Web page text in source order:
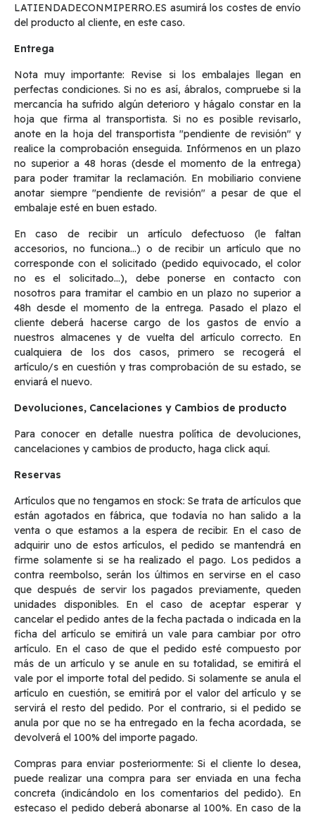
LATIENDADECONMIPERRO.ES asumirá los costes de envío
del producto al cliente, en este caso.
Entrega
Nota muy importante: Revise si los embalajes llegan en
perfectas condiciones. Si no es así, ábralos, compruebe si la
mercancía ha sufrido algún deterioro y hágalo constar en la
hoja que firma al transportista. Si no es posible revisarlo,
anote en la hoja del transportista "pendiente de revisión" y
realice la comprobación enseguida. Infórmenos en un plazo
no superior a 48 horas (desde el momento de la entrega)
para poder tramitar la reclamación. En mobiliario conviene
anotar siempre "pendiente de revisión" a pesar de que el
embalaje esté en buen estado.
En caso de recibir un artículo defectuoso (le faltan
accesorios, no funciona…) o de recibir un artículo que no
corresponde con el solicitado (pedido equivocado, el color
no es el solicitado…), debe ponerse en contacto con
nosotros para tramitar el cambio en un plazo no superior a
48h desde el momento de la entrega. Pasado el plazo el
cliente deberá hacerse cargo de los gastos de envío a
nuestros almacenes y de vuelta del artículo correcto. En
cualquiera de los dos casos, primero se recogerá el
artículo/s en cuestión y tras comprobación de su estado, se
enviará el nuevo.
Devoluciones, Cancelaciones y Cambios de producto
Para conocer en detalle nuestra política de devoluciones,
cancelaciones y cambios de producto, haga click aquí.
Reservas
Artículos que no tengamos en stock: Se trata de artículos que
están agotados en fábrica, que todavía no han salido a la
venta o que estamos a la espera de recibir. En el caso de
adquirir uno de estos artículos, el pedido se mantendrá en
firme solamente si se ha realizado el pago. Los pedidos a
contra reembolso, serán los últimos en servirse en el caso
que después de servir los pagados previamente, queden
unidades disponibles. En el caso de aceptar esperar y
cancelar el pedido antes de la fecha pactada o indicada en la
ficha del artículo se emitirá un vale para cambiar por otro
artículo. En el caso de que el pedido esté compuesto por
más de un artículo y se anule en su totalidad, se emitirá el
vale por el importe total del pedido. Si solamente se anula el
artículo en cuestión, se emitirá por el valor del artículo y se
servirá el resto del pedido. Por el contrario, si el pedido se
anula por que no se ha entregado en la fecha acordada, se
devolverá el 100% del importe pagado.
Compras para enviar posteriormente: Si el cliente lo desea,
puede realizar una compra para ser enviada en una fecha
concreta (indicándolo en los comentarios del pedido). En
estecaso el pedido deberá abonarse al 100%. En caso de la